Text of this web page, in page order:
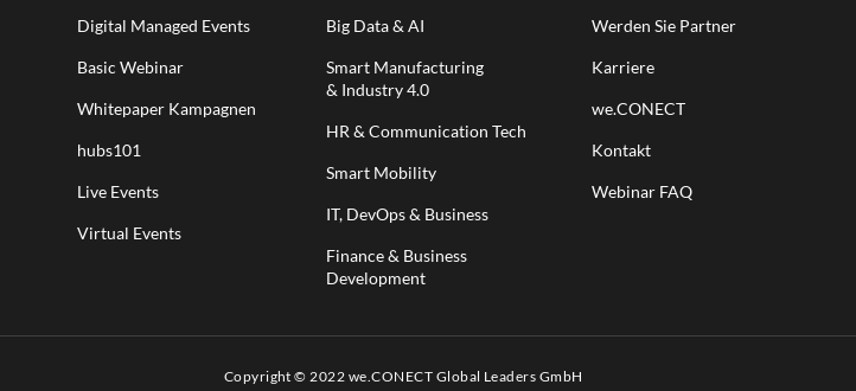
Digital Managed Events
Basic Webinar
Whitepaper Kampagnen
hubs101
Live Events
Virtual Events
Big Data & AI
Smart Manufacturing
& Industry 4.0
HR & Communication Tech
Smart Mobility
IT, DevOps & Business
Finance & Business
Development
Werden Sie Partner
Karriere
we.CONECT
Kontakt
Webinar FAQ
Copyright © 2022 we.CONECT Global Leaders GmbH